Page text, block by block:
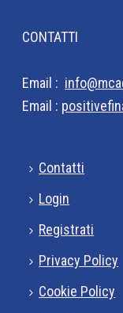
CONTATTI
Email :
Email :
Contatti
Login
Registrati
Privacy Policy
Cookie Policy